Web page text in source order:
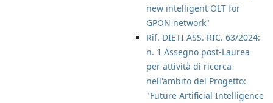
new intelligent OLT for
GPON network"
Rif. DIETI ASS. RIC. 63/2024:
n. 1 Assegno post-Laurea
per attività di ricerca
nell'ambito del Progetto:
"Future Artificial Intelligence